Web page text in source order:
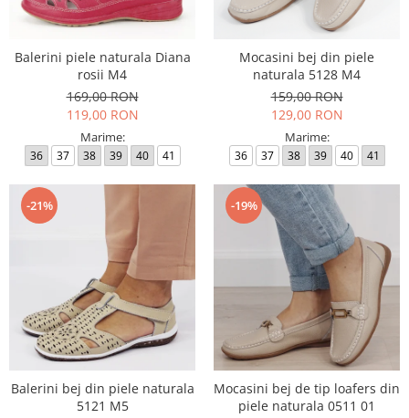
Balerini piele naturala Diana
rosii M4
169,00 RON
119,00 RON
Marime:
36 37 38 39 40 41
Mocasini bej din piele
naturala 5128 M4
159,00 RON
129,00 RON
Marime:
36 37 38 39 40 41
-21%
Balerini bej din piele naturala
5121 M5
-19%
Mocasini bej de tip loafers din
piele naturala 0511 01